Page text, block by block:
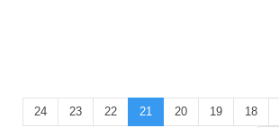
18
19
20
21
22
23
24